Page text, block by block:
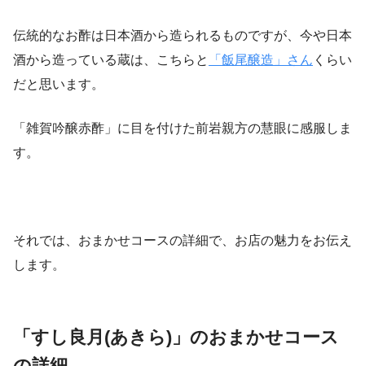
伝統的なお酢は日本酒から造られるものですが、今や日本
酒から造っている蔵は、こちらと
「飯尾醸造」さん くらい
だと思います。
「雑賀吟醸赤酢」に目を付けた前岩親方の慧眼に感服しま
す。
それでは、おまかせコースの詳細で、お店の魅力をお伝え
します。
「すし良月(あきら)」のおまかせコース